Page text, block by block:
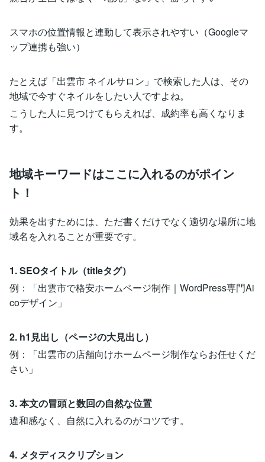
スマホの位置情報と連動して表示されやすい（Googleマ
ップ連携も強い）
たとえば「出雲市 ネイルサロン」で検索した人は、その
地域で今すぐネイルをしたい人ですよね。
こうした人に見つけてもらえれば、成約率も高くなりま
す。
地域キーワードはここに入れるのがポイン
ト！
効果を出すためには、ただ書くだけでなく適切な場所に地
域名を入れることが重要です。
1. SEOタイトル（titleタグ）
例：「出雲市で格安ホームページ制作｜WordPress専門Ai
coデザイン」
2. h1見出し（ページの大見出し）
例：「出雲市の店舗向けホームページ制作ならお任せくだ
さい」
3. 本文の冒頭と数回の自然な位置
違和感なく、自然に入れるのがコツです。
4. メタディスクリプション